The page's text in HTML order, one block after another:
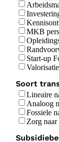
MKB
Start-up
Valorisatie
Soort
Lineaire
Analoog
Fossiele
Zorg naar